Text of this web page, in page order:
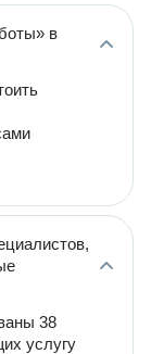
в
38
услугу